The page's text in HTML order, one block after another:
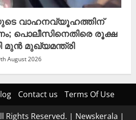
വാഹനവ്യൂഹത്തിന്
പൊലീസിനെതിരെ രൂക്ഷ
മുൻ മുഖ്യമന്ത്രി
August 2026
Contact us Terms Of Use
Rights Reserved. | Newskerala |